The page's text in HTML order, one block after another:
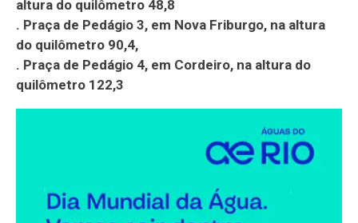
altura do quilômetro 48,8
. Praça de Pedágio 3, em Nova Friburgo, na altura
do quilômetro 90,4,
. Praça de Pedágio 4, em Cordeiro, na altura do
quilômetro 122,3